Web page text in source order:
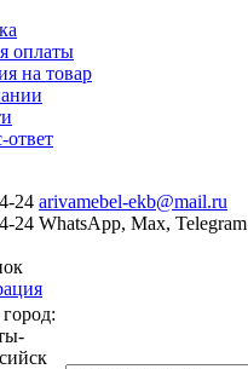
оплаты
на товар
ответ
24 arivamebel-ekb@mail.ru
24 WhatsApp, Max, Telegram